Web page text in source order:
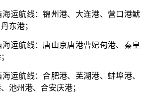
运航线：锦州港、大连港、营口港鱿
东港；
运航线：唐山京唐港曹妃甸港、秦皇
运航线：合肥港、芜湖港、蚌埠港、
池州港、合安庆港；